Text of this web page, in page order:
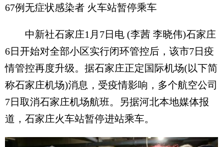
67例无症状感染者 火车站暂停乘车
中新社石家庄1月7日电 (李茜 李晓伟)石家庄
6日开始对全部小区实行闭环管控后，该市7日疫
情管控再度升级。据石家庄正定国际机场(以下简
称石家庄机场)消息，受疫情影响，多个航空公司
7日取消石家庄机场航班。另据河北本地媒体报
道，石家庄火车站暂停进站乘车。